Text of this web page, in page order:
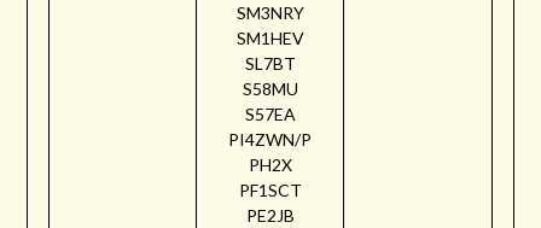
SM3NRY
SM1HEV
SL7BT
S58MU
S57EA
PI4ZWN/P
PH2X
PF1SCT
PE2JB